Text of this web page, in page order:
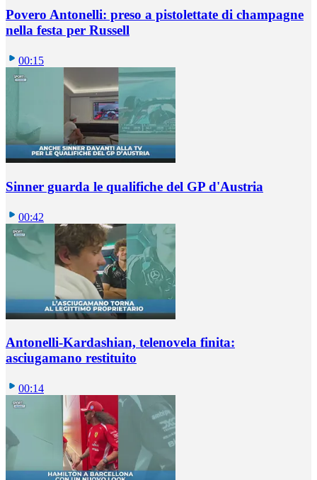
Povero Antonelli: preso a pistolettate di champagne
nella festa per Russell
00:15
Sinner guarda le qualifiche del GP d'Austria
00:42
Antonelli-Kardashian, telenovela finita:
asciugamano restituito
00:14